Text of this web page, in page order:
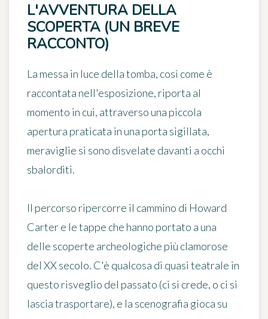
L'AVVENTURA DELLA
SCOPERTA (UN BREVE
RACCONTO)
La messa in luce della tomba, così come è
raccontata nell'esposizione, riporta al
momento in cui, attraverso una piccola
apertura praticata in una porta sigillata,
meraviglie si sono disvelate davanti a occhi
sbalorditi.
Il percorso ripercorre il cammino di Howard
Carter e le tappe che hanno portato a una
delle scoperte archeologiche più clamorose
del XX secolo. C'è qualcosa di quasi teatrale in
questo risveglio del passato (ci si crede, o ci si
lascia trasportare), e la scenografia gioca su